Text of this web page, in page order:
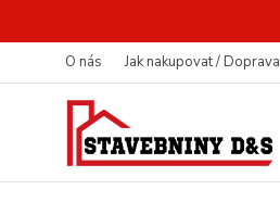
O nás Jak nakupovat / Doprava